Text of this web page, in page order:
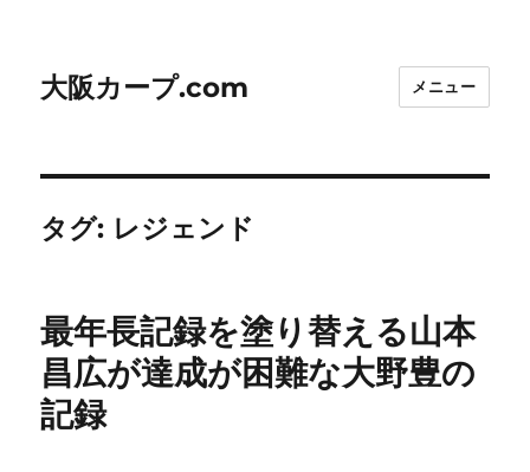
大阪カープ.com メニュー
タグ: レジェンド
最年長記録を塗り替える山本
昌広が達成が困難な大野豊の
記録